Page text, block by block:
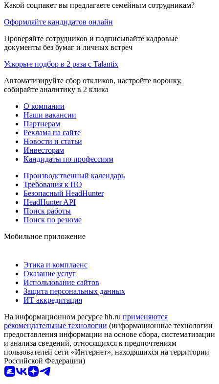
Какой соцпакет вы предлагаете семейным сотрудникам?
Оформляйте кандидатов онлайн
Проверяйте сотрудников и подписывайте кадровые
документы без бумаг и личных встреч
Ускорьте подбор в 2 раза с Talantix
Автоматизируйте сбор откликов, настройте воронку,
собирайте аналитику в 2 клика
О компании
Наши вакансии
Партнерам
Реклама на сайте
Новости и статьи
Инвесторам
Кандидаты по профессиям
Производственный календарь
Требования к ПО
Безопасный HeadHunter
HeadHunter API
Поиск работы
Поиск по резюме
Мобильное приложение
Этика и комплаенс
Оказание услуг
Использование сайтов
Защита персональных данных
ИТ аккредитация
На информационном ресурсе hh.ru применяются
рекомендательные технологии (информационные технологии
предоставления информации на основе сбора, систематизации
и анализа сведений, относящихся к предпочтениям
пользователей сети «Интернет», находящихся на территории
Российской Федерации)